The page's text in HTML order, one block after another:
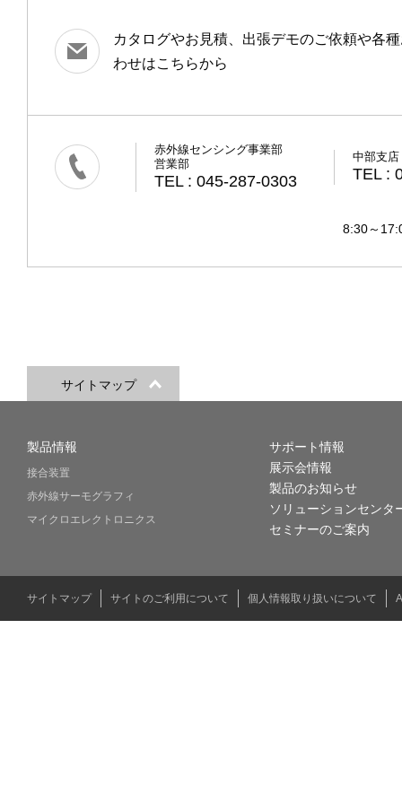
カタログやお見積、出張デモのご依頼や各
わせはこちらから
赤外線センシング事業部
営業部
TEL : 045-287-0303
中部支店
TEL :
8:30～
サイトマップ
製品情報
接合装置
赤外線サーモグラフィ
マイクロエレクトロニクス
サポート情報
展示会情報
製品のお知らせ
ソリューションセンタ
セミナーのご案内
サイトマップ サイトのご利用について 個人情報取り扱いについて